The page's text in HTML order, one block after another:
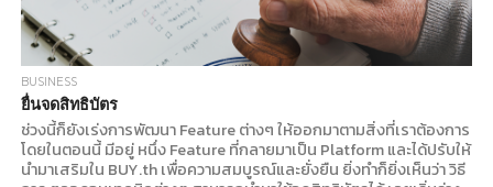
BUSINESS
ยื่นจดสิทธิบัตร
ช่วงนี้ก็ยังเร่งการพัฒนา Feature ต่างๆ ให้ออกมาตามสิ่งที่เราต้องการ
โดยในตอนนี้ มีอยู่ หนึ่ง Feature ที่กลายมาเป็น Platform และได้ปรับให้
นำมาเสริมใน BUY.th เพื่อความสมบูรณ์และยั่งยืน ยิ่งทำก็ยิ่งเห็นว่า วิธี